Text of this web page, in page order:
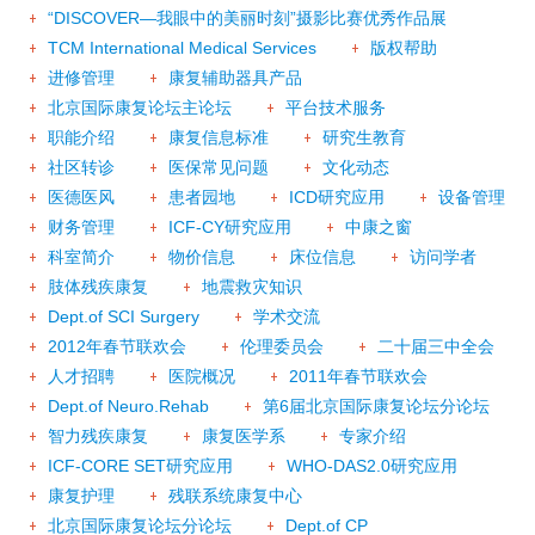
“DISCOVER—我眼中的美丽时刻”摄影比赛优秀作品展
TCM International Medical Services
版权帮助
进修管理
康复辅助器具产品
北京国际康复论坛主论坛
平台技术服务
职能介绍
康复信息标准
研究生教育
社区转诊
医保常见问题
文化动态
医德医风
患者园地 ICD研究应用
设备管理
财务管理
ICF-CY研究应用
中康之窗
科室简介
物价信息 床位信息
访问学者
肢体残疾康复
地震救灾知识
Dept.of SCI Surgery
学术交流
2012年春节联欢会
伦理委员会
二十届三中全会
人才招聘
医院概况
2011年春节联欢会
Dept.of Neuro.Rehab
第6届北京国际康复论坛分论坛
智力残疾康复
康复医学系
专家介绍
ICF-CORE SET研究应用
WHO-DAS2.0研究应用
康复护理
残联系统康复中心
北京国际康复论坛分论坛
Dept.of CP